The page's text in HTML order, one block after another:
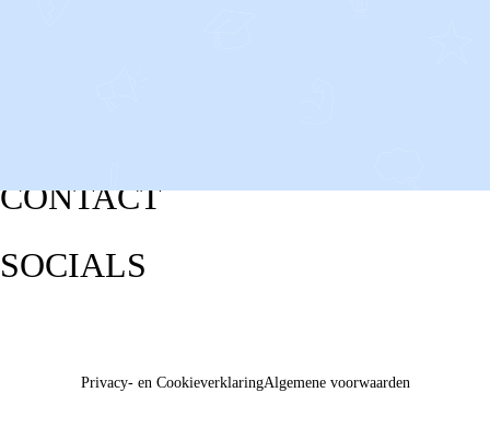
CONTACT
SOCIALS
Privacy- en CookieverklaringAlgemene voorwaarden